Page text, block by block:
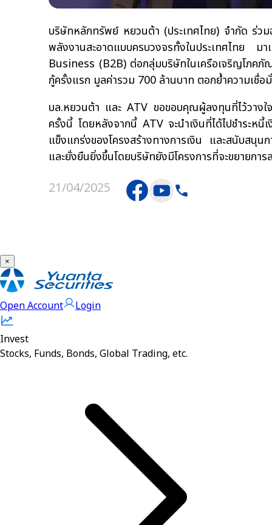
บริษัทหลักทรัพย์ หยวนต้า (ประเทศไทย) จำกัด ร่ว
พลังงานสะอาดแบบครบวงจรทั้งในประเทศไทย
Business (B2B) ต่อกลุ่มบริษัทในเครือเจริญโภคภั
กู้ครั้งแรก มูลค่ารวม 700 ล้านบาท ตอกย้ำความเชื่
บล.หยวนต้า และ ATV ขอขอบคุณผู้ลงทุนที่ไว้วางใ
ครั้งนี้ โดยหลังจากนี้ ATV จะนำเงินที่ได้ไปชำระห
แข็งแกร่งของโครงสร้างทางการเงิน และสนับสนุ
และยั่งยืนยิ่งขึ้นโดยบริษัทยังมีโครงการที่จะขยายกา
21/04/2025
×
Open Account Login
Invest
Stocks, Funds, Bonds, Global Trading, etc.